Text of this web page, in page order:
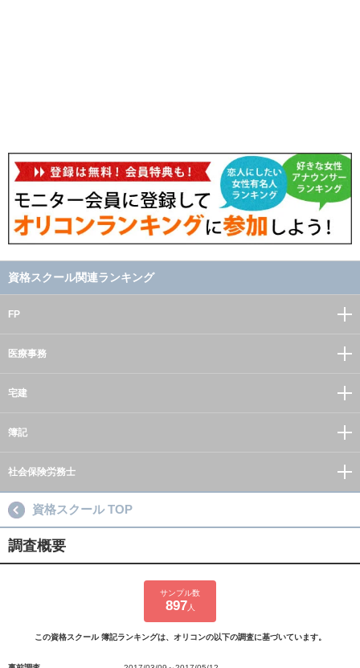
資格スクール関連ランキング
FP
医療事務
宅建
簿記
社会保険労務士
資格スクール TOP
調査概要
サンプル数
897 人
この資格スクール 簿記ランキングは、オリコンの以下の調査に基づいています。